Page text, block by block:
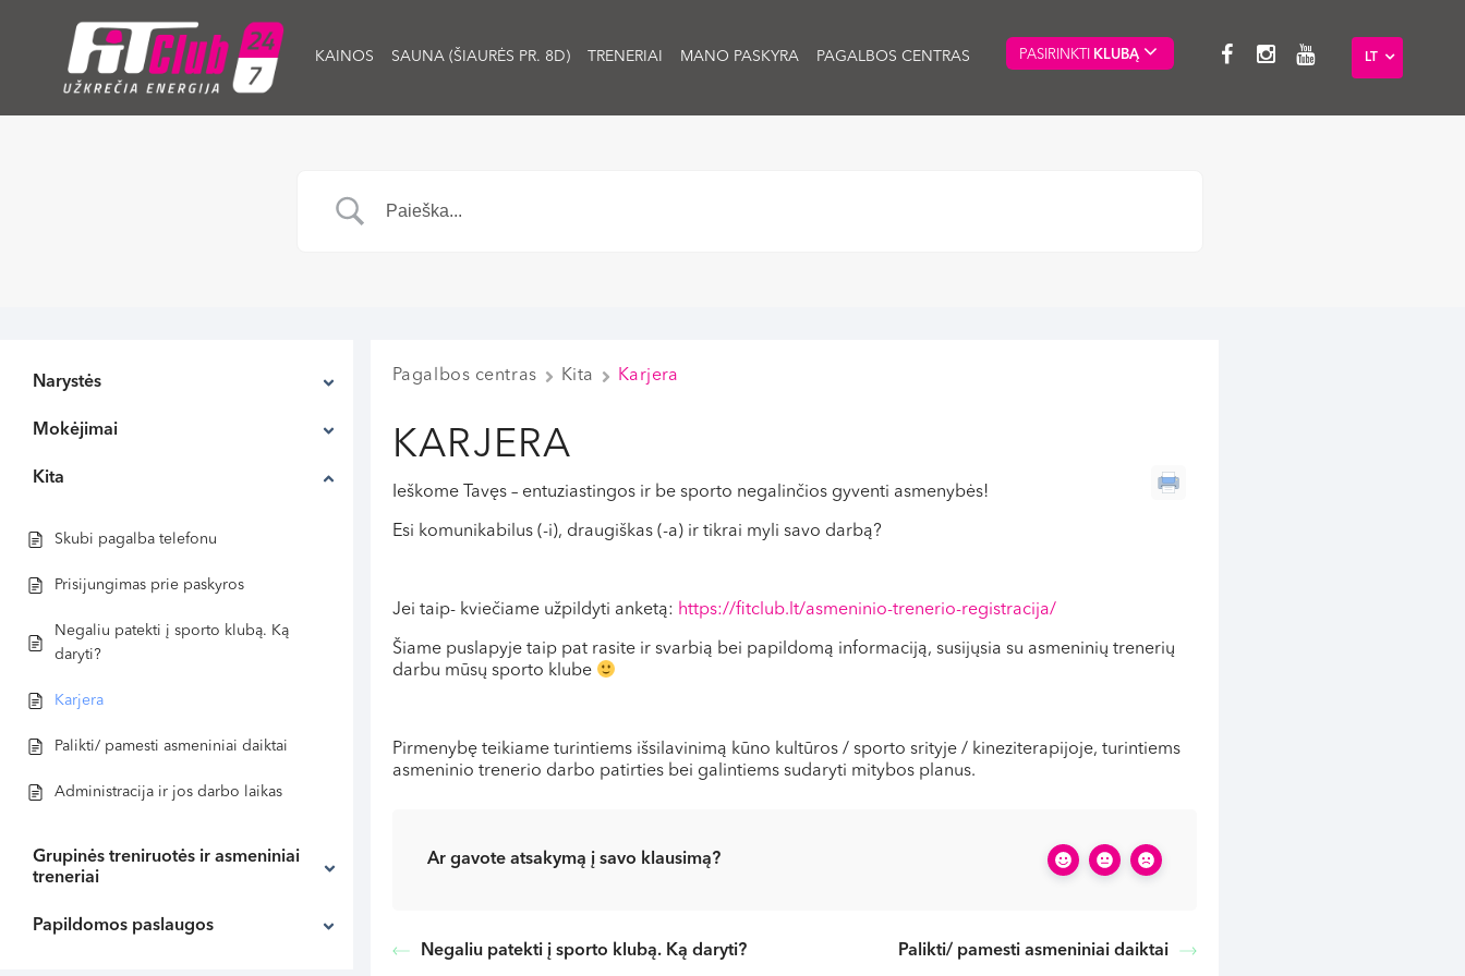
KAINOS SAUNA (ŠIAURĖS PR. 8D) TRENERIAI MANO PASKYRA PAGALBOS CENTRAS LT
PASIRINKTI KLUBĄ
Narystės
Mokėjimai
Kita
Skubi pagalba telefonu
Prisijungimas prie paskyros
Negaliu patekti į sporto klubą. Ką
daryti?
Karjera
Palikti/ pamesti asmeniniai daiktai
Administracija ir jos darbo laikas
Grupinės treniruotės ir asmeniniai
treneriai
Papildomos paslaugos
Pagalbos centras Kita Karjera
KARJERA
Ieškome Tavęs – entuziastingos ir be sporto negalinčios gyventi asmenybės!
Esi komunikabilus (-i), draugiškas (-a) ir tikrai myli savo darbą?
Jei taip- kviečiame užpildyti anketą: https://fitclub.lt/asmeninio-trenerio-registracija/
Šiame puslapyje taip pat rasite ir svarbią bei papildomą informaciją, susijųsia su asmeninių trenerių
darbu mūsų sporto klube
Pirmenybę teikiame turintiems išsilavinimą kūno kultūros / sporto srityje / kineziterapijoje, turintiems
asmeninio trenerio darbo patirties bei galintiems sudaryti mitybos planus.
Ar gavote atsakymą į savo klausimą?
Negaliu patekti į sporto klubą. Ką daryti? Palikti/ pamesti asmeniniai daiktai